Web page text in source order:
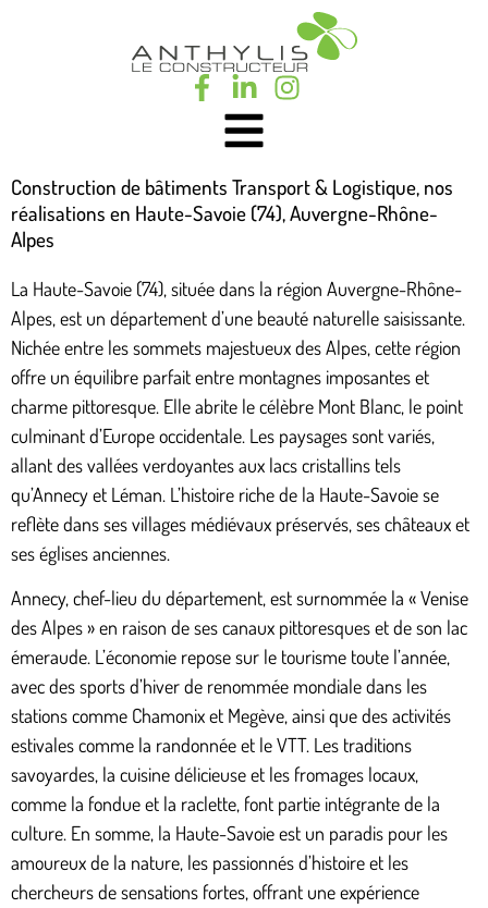
Construction de bâtiments Transport & Logistique, nos
réalisations en Haute-Savoie (74), Auvergne-Rhône-
Alpes
La Haute-Savoie (74), située dans la région Auvergne-Rhône-
Alpes, est un département d’une beauté naturelle saisissante.
Nichée entre les sommets majestueux des Alpes, cette région
offre un équilibre parfait entre montagnes imposantes et
charme pittoresque. Elle abrite le célèbre Mont Blanc, le point
culminant d’Europe occidentale. Les paysages sont variés,
allant des vallées verdoyantes aux lacs cristallins tels
qu’Annecy et Léman. L’histoire riche de la Haute-Savoie se
reflète dans ses villages médiévaux préservés, ses châteaux et
ses églises anciennes.
Annecy, chef-lieu du département, est surnommée la « Venise
des Alpes » en raison de ses canaux pittoresques et de son lac
émeraude. L’économie repose sur le tourisme toute l’année,
avec des sports d’hiver de renommée mondiale dans les
stations comme Chamonix et Megève, ainsi que des activités
estivales comme la randonnée et le VTT. Les traditions
savoyardes, la cuisine délicieuse et les fromages locaux,
comme la fondue et la raclette, font partie intégrante de la
culture. En somme, la Haute-Savoie est un paradis pour les
amoureux de la nature, les passionnés d’histoire et les
chercheurs de sensations fortes, offrant une expérience